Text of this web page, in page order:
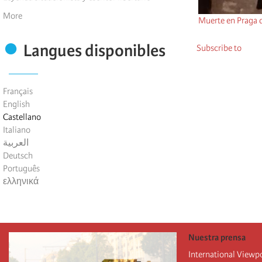
More
Langues disponibles
Français
English
Castellano
Italiano
العربية
Deutsch
Português
ελληνικά
Muerte en Praga
Subscribe to
Nuestra prensa
International